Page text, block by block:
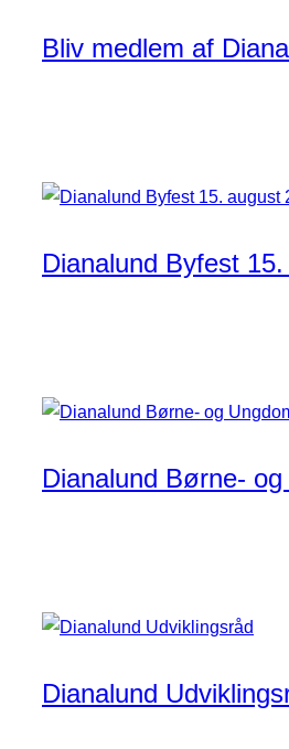
Bliv medlem af
Dianalund Byfest
Dianalund Børne-
Dianalund